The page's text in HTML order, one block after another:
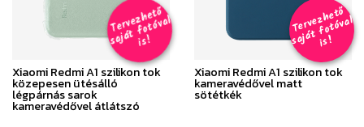
T
er
v
e
z
h
e
t
ő
s
aj
á
t
f
o
t
ó
v
al
i
s
!
Xiaomi Redmi A1 szilikon tok
közepesen ütésálló
légpárnás sarok
kameravédővel átlátszó
T
er
v
e
z
h
e
t
ő
s
aj
á
t
f
o
t
ó
v
al
i
s
!
Xiaomi Redmi A1 szilikon tok
kameravédővel matt
sötétkék